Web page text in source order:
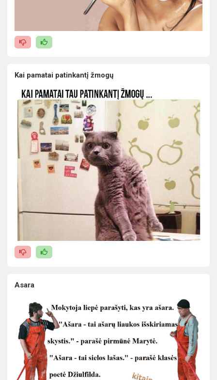
Kai pamatai patinkantį žmogų
Asara